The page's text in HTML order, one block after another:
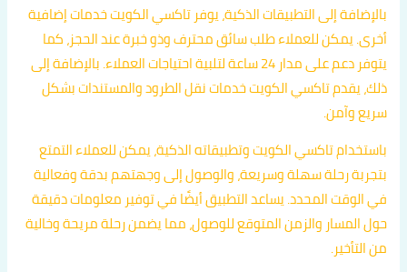
بالإضافة إلى التطبيقات الذكية، يوفر تاكسي الكويت خدمات إضافية
أخرى. يمكن للعملاء طلب سائق محترف وذو خبرة عند الحجز، كما
يتوفر دعم على مدار 24 ساعة لتلبية احتياجات العملاء. بالإضافة إلى
ذلك، يقدم تاكسي الكويت خدمات نقل الطرود والمستندات بشكل
سريع وآمن.
باستخدام تاكسي الكويت وتطبيقاته الذكية، يمكن للعملاء التمتع
بتجربة رحلة سهلة وسريعة، والوصول إلى وجهتهم بدقة وفعالية
في الوقت المحدد. يساعد التطبيق أيضًا في توفير معلومات دقيقة
حول المسار والزمن المتوقع للوصول، مما يضمن رحلة مريحة وخالية
من التأخير.